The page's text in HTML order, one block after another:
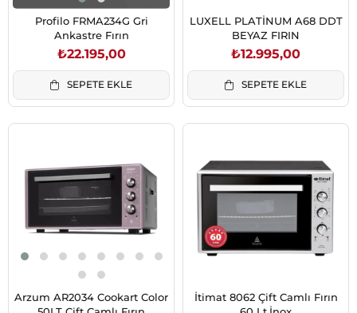
Profilo FRMA234G Gri
Ankastre Fırın
₺22.195,00
SEPETE EKLE
LUXELL PLATİNUM A68 DDT
BEYAZ FIRIN
₺12.995,00
SEPETE EKLE
Arzum AR2034 Cookart Color
İtimat 8062 Çift Camlı Fırın